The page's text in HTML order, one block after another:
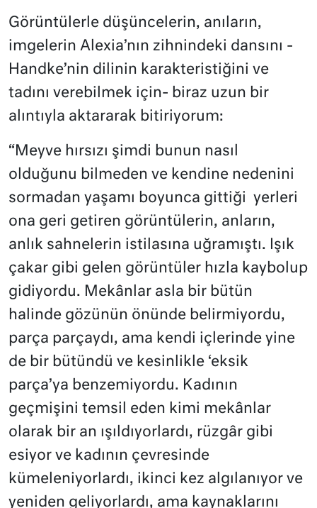
Görüntülerle düşüncelerin, anıların,
imgelerin Alexia’nın zihnindeki dansını -
Handke’nin dilinin karakteristiğini ve
tadını verebilmek için- biraz uzun bir
alıntıyla aktararak bitiriyorum:
“Meyve hırsızı şimdi bunun nasıl
olduğunu bilmeden ve kendine nedenini
sormadan yaşamı boyunca gittiği yerleri
ona geri getiren görüntülerin, anların,
anlık sahnelerin istilasına uğramıştı. Işık
çakar gibi gelen görüntüler hızla kaybolup
gidiyordu. Mekânlar asla bir bütün
halinde gözünün önünde belirmiyordu,
parça parçaydı, ama kendi içlerinde yine
de bir bütündü ve kesinlikle ‘eksik
parça’ya benzemiyordu. Kadının
geçmişini temsil eden kimi mekânlar
olarak bir an ışıldıyorlardı, rüzgâr gibi
esiyor ve kadının çevresinde
kümeleniyorlardı, ikinci kez algılanıyor ve
yeniden geliyorlardı, ama kaynaklarını